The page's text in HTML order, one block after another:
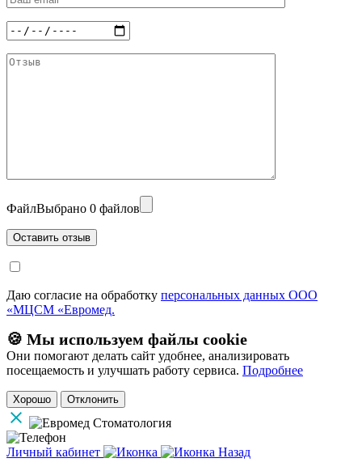
ФайлВыбрано 0 файлов
Даю согласие на обработку персональных данных ООО
«МЦСМ «Евромед.
🍪 Мы используем файлы cookie
Они помогают делать сайт удобнее, анализировать
посещаемость и улучшать работу сервиса. Подробнее
Хорошо Отклонить
Личный кабинет
Назад